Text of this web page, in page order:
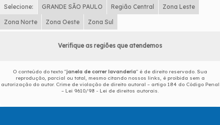
Selecione: GRANDE SÃO PAULO Região Central Zona Leste
Zona Norte Zona Oeste Zona Sul
Verifique as regiões que atendemos
O conteúdo do texto "janela de correr lavanderia" é de direito reservado. Sua
reprodução, parcial ou total, mesmo citando nossos links, é proibida sem a
autorização do autor. Crime de violação de direito autoral – artigo 184 do Código Penal
– Lei 9610/98 - Lei de direitos autorais.